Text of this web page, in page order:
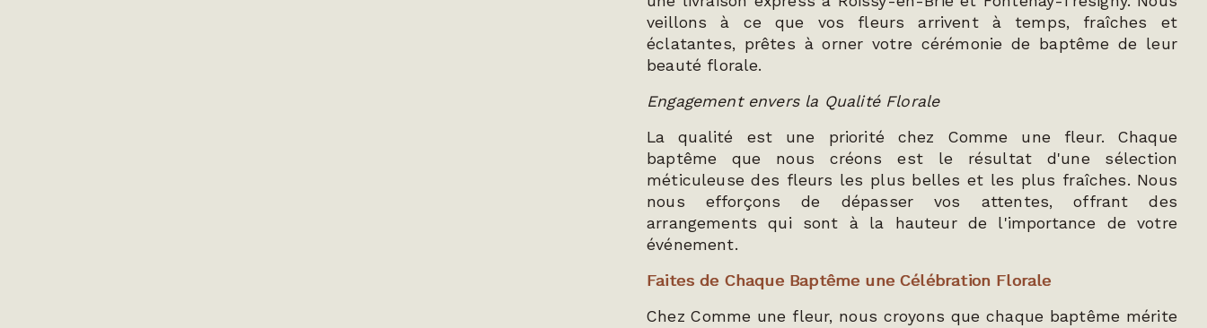
veillons à ce que vos fleurs arrivent à temps, fraîches et
éclatantes, prêtes à orner votre cérémonie de baptême de leur
beauté florale.
Engagement envers la Qualité Florale
La qualité est une priorité chez Comme une fleur. Chaque
baptême que nous créons est le résultat d'une sélection
méticuleuse des fleurs les plus belles et les plus fraîches. Nous
nous efforçons de dépasser vos attentes, offrant des
arrangements qui sont à la hauteur de l'importance de votre
événement.
Faites de Chaque Baptême une Célébration Florale
Chez Comme une fleur, nous croyons que chaque baptême mérite